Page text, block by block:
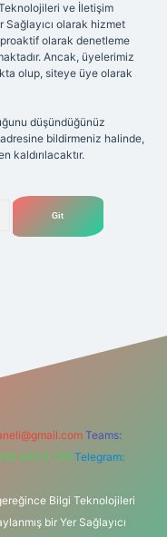
ve İletişim
Sağlayıcı olarak hizmet
olarak denetleme
Ancak, üyelerimiz
olup, siteye üye olarak
düşündüğünüz
adresine bildirmeniz halinde,
kaldırılacaktır.
Teams:
606 0 726 Telegram:
Bilgi Teknolojileri
bir Yer Sağlayıcı